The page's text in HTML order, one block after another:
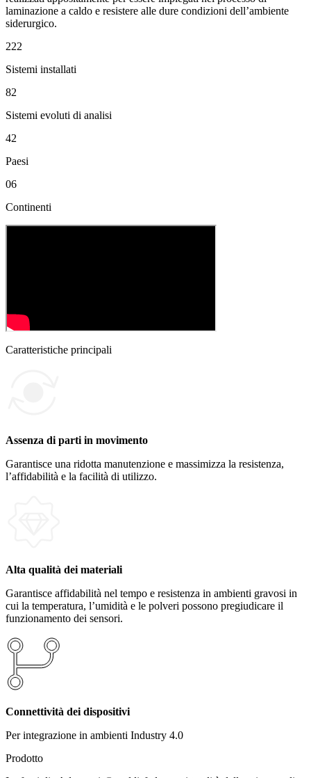
laminazione a caldo e resistere alle dure condizioni dell’ambiente
siderurgico.
222
Sistemi installati
82
Sistemi evoluti di analisi
42
Paesi
06
Continenti
Caratteristiche principali
Assenza di parti in movimento
Garantisce una ridotta manutenzione e massimizza la resistenza,
l’affidabilità e la facilità di utilizzo.
Alta qualità dei materiali
Garantisce affidabilità nel tempo e resistenza in ambienti gravosi in
cui la temperatura, l’umidità e le polveri possono pregiudicare il
funzionamento dei sensori.
Connettività dei dispositivi
Per integrazione in ambienti Industry 4.0
Prodotto